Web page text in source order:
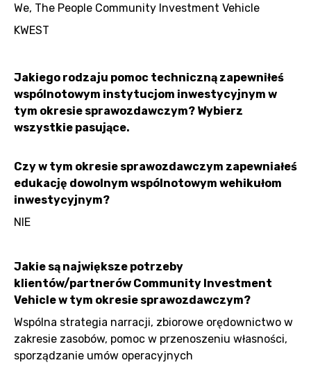
We, The People Community Investment Vehicle
KWEST
Jakiego rodzaju pomoc techniczną zapewniłeś
wspólnotowym instytucjom inwestycyjnym w
tym okresie sprawozdawczym? Wybierz
wszystkie pasujące.
Czy w tym okresie sprawozdawczym zapewniałeś
edukację dowolnym wspólnotowym wehikułom
inwestycyjnym?
NIE
Jakie są największe potrzeby
klientów/partnerów Community Investment
Vehicle w tym okresie sprawozdawczym?
Wspólna strategia narracji, zbiorowe orędownictwo w
zakresie zasobów, pomoc w przenoszeniu własności,
sporządzanie umów operacyjnych